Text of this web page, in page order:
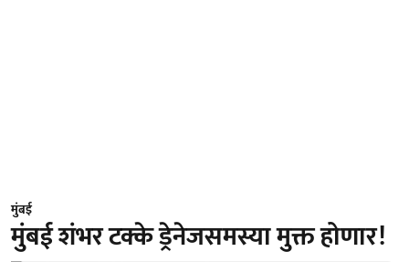
मुंबई
मुंबई शंभर टक्के ड्रेनेजसमस्या मुक्त होणार!